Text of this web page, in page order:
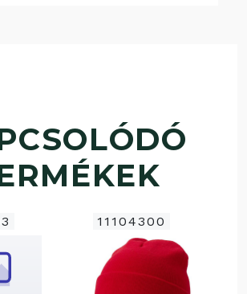
11104300